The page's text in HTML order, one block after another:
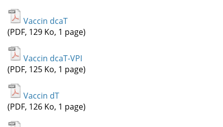
Vaccin dcaT
(PDF, 129 Ko, 1 page)
Vaccin dcaT-VPI
(PDF, 125 Ko, 1 page)
Vaccin dT
(PDF, 126 Ko, 1 page)